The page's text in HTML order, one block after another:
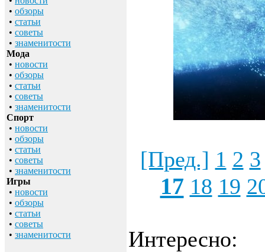
• обзоры
• статьи
• советы
• знаменитости
Мода
• новости
• обзоры
• статьи
• советы
• знаменитости
Спорт
• новости
• обзоры
• статьи
• советы
• знаменитости
Игры
• новости
• обзоры
• статьи
• советы
• знаменитости
[Пред.] 1 2 3
17 18 19
Интересно: